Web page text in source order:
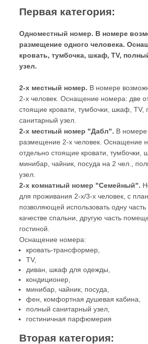
Первая категория:
Одноместный номер. В номере
размещение одного человека.
кровать, тумбочка, шкаф, TV,
узел.
2-х местный номер. В номере
2-х человек. Оснащение номера: две
стоящие кровати, тумбочки, шкаф, TV,
санитарный узел.
2-х местный номер "Дабл". В
размещение 2-х человек. Оснащение
отдельно стоящие кровати, тумбочки,
минибар, чайник, посуда на 2 чел.,
узел.
2-х комнатный номер "Семейный".
для проживания 2-х/3-х человек, с
позволяющей использовать одну
качестве спальни, другую часть
гостиной.
Оснащение номера:
кровать-трансформер,
TV,
диван, шкаф для одежды,
кондиционер,
минибар, чайник, посуда,
фен, комфортная душевая кабина,
полный санитарный узел,
гостиничная парфюмерия
Вторая категория: